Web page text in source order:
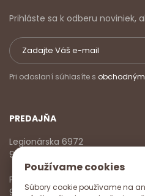
Používame cookies
Súbory cookie používame na
Prihláste sa k odberu noviniek,
Pri odoslaní súhlasíte s
PREDAJŇA
Legionárska 6972
911 01 Trenčín
Pondelok - Piatok
9:00 - 17:00